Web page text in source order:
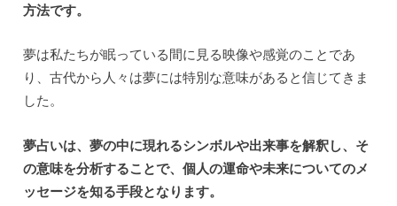
方法です。
夢は私たちが眠っている間に見る映像や感覚のことであ
り、古代から人々は夢には特別な意味があると信じてきま
した。
夢占いは、夢の中に現れるシンボルや出来事を解釈し、そ
の意味を分析することで、個人の運命や未来についてのメ
ッセージを知る手段となります。